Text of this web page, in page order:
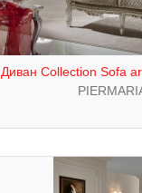
Диван Collection Sofa